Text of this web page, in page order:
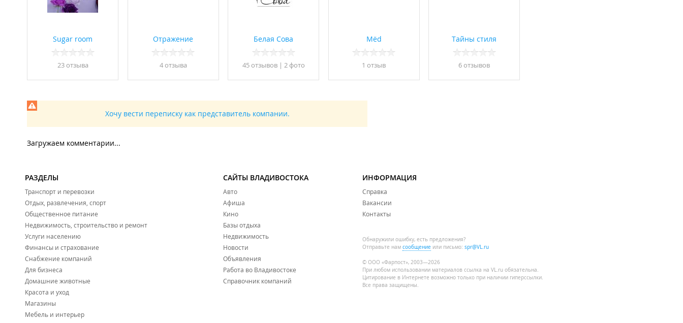
Sugar room
23 отзывa
Отражение
4 отзывa
Белая Сова
45 отзывов| 2 фото
Mёd
1 отзыв
Тайны стиля
6 отзывов
Хочу вести переписку как представитель компании.
Загружаем комментарии...
РАЗДЕЛЫ
Транспорт и перевозки
Отдых, развлечения, спорт
Общественное питание
Недвижимость, строительство и ремонт
Услуги населению
Финансы и страхование
Снабжение компаний
Для бизнеса
Домашние животные
Красота и уход
Магазины
Мебель и интерьер
САЙТЫ ВЛАДИВОСТОКА
Авто
Афиша
Кино
Базы отдыха
Недвижимость
Новости
Объявления
Работа во Владивостоке
Справочник компаний
ИНФОРМАЦИЯ
Справка
Вакансии
Контакты
Обнаружили ошибку, есть предложения?
Отправьте нам сообщение или письмо: spr@VL.ru
© ООО «Фарпост», 2003—2026
При любом использовании материалов ссылка на VL.ru обязательна.
Цитирование в Интернете возможно только при наличии гиперссылки.
Все права защищены.